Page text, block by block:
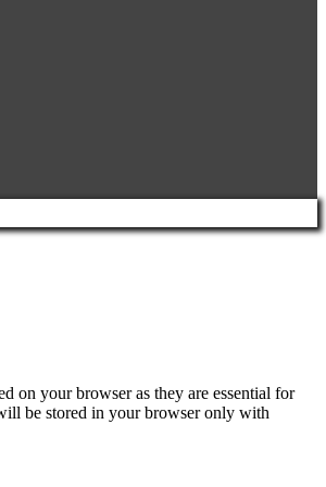
on your browser as they are essential for
be stored in your browser only with